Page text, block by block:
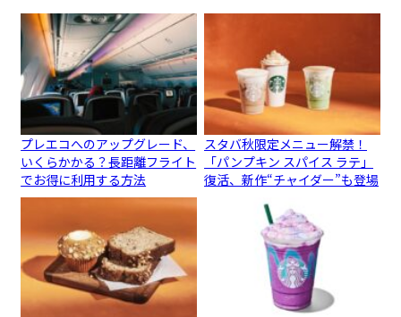
プレエコへのアップグレード、
いくらかかる？長距離フライト
でお得に利用する方法
スタバ秋限定メニュー解禁！
「パンプキン スパイス ラテ」
復活、新作“チャイダー”も登場